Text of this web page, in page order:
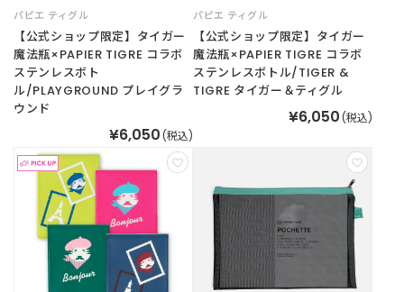
パピエ ティグル
【公式ショップ限定】タイガー
魔法瓶×PAPIER TIGRE コラボ
ステンレスボト
ル/PLAYGROUND プレイグラ
ウンド
¥6,050 (税込)
パピエ ティグル
【公式ショップ限定】タイガー
魔法瓶×PAPIER TIGRE コラボ
ステンレスボトル/TIGER &
TIGRE タイガー＆ティグル
¥6,050 (税込)